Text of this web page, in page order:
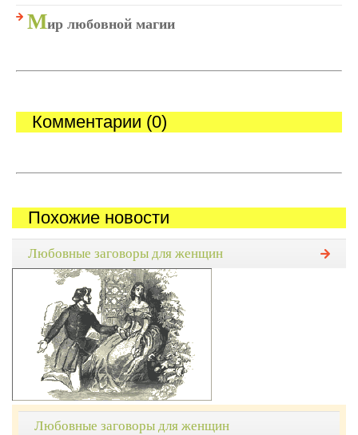
Мир любовной магии
Комментарии (0)
Похожие новости
Любовные заговоры для женщин
Любовные заговоры для женщин